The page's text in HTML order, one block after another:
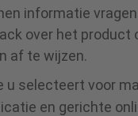
informatie
over het
af te wijzen.
u selecteert voor
en gerichte